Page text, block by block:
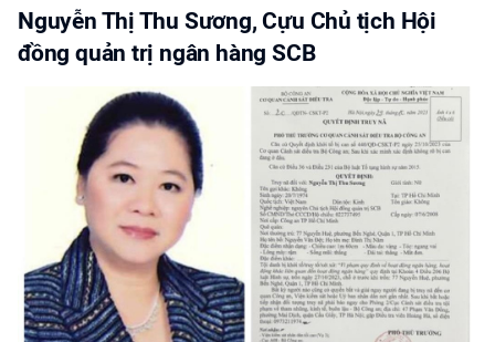
Nguyễn Thị Thu Sương, Cựu Chủ tịch Hội
đồng quản trị ngân hàng SCB